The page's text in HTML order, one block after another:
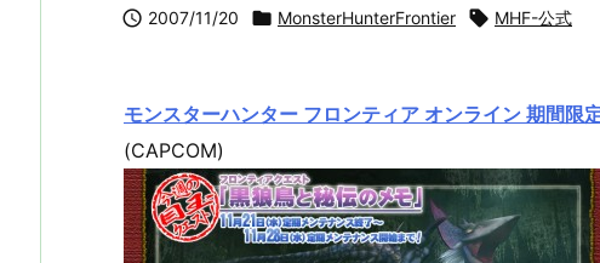
 2007/11/20  MonsterHunterFrontier  MHF-公式
モンスターハンター フロンティア オンライン 期間限
(CAPCOM)